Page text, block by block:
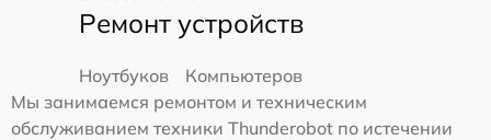
Ремонт устройств
Ноутбуков
Компьютеров
Мы занимаемся ремонтом и техническим
обслуживанием техники Thunderobot по истечении